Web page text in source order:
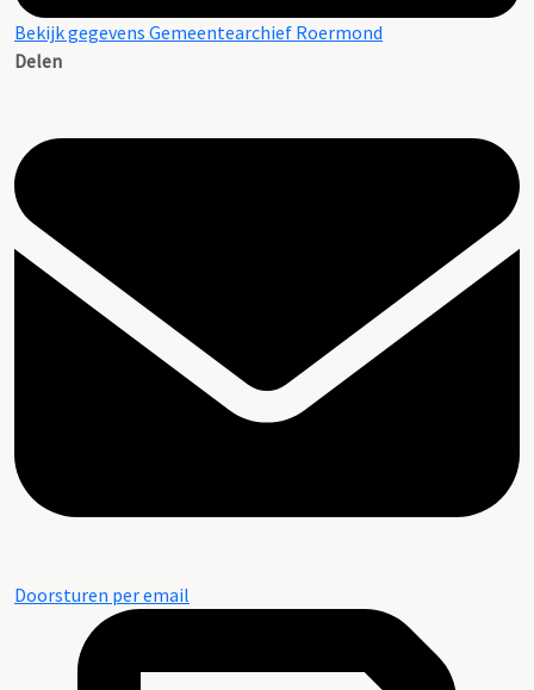
Bekijk gegevens Gemeentearchief Roermond
Delen
Doorsturen per email